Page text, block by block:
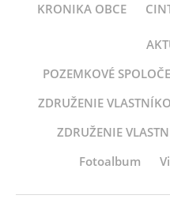
KRONIKA OBCE
POZEMKOVÉ
ZDRUŽENIE
ZDRUŽENIE
Fotoalbum